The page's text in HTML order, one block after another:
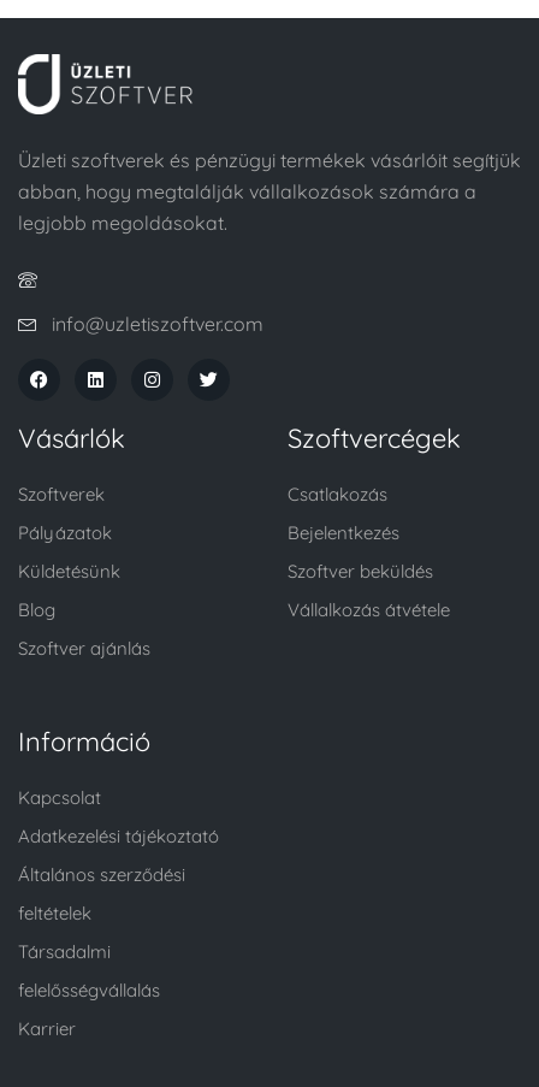
Üzleti szoftverek és pénzügyi termékek vásárlóit segítjük
abban, hogy megtalálják vállalkozások számára a
legjobb megoldásokat.
info@uzletiszoftver.com
Vásárlók
Szoftverek
Pályázatok
Küldetésünk
Blog
Szoftver ajánlás
Szoftvercégek
Csatlakozás
Bejelentkezés
Szoftver beküldés
Vállalkozás átvétele
Információ
Kapcsolat
Adatkezelési tájékoztató
Általános szerződési
feltételek
Társadalmi
felelősségvállalás
Karrier